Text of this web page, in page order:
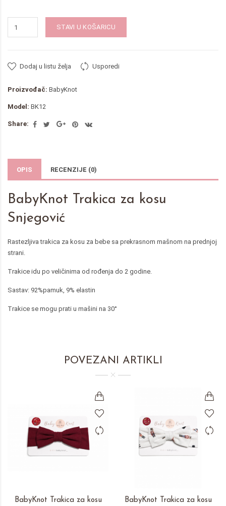
STAVI U KOŠARICU
Dodaj u listu želja Usporedi
Proizvođač: BabyKnot
Model: BK12
Share:
OPIS RECENZIJE (0)
BabyKnot Trakica za kosu
Snjegović
Rastezljiva trakica za kosu za bebe sa prekrasnom mašnom na prednjoj
strani.
Trakice idu po veličinima od rođenja do 2 godine.
Sastav: 92%pamuk, 9% elastin
Trakice se mogu prati u mašini na 30°
POVEZANI ARTIKLI
BabyKnot Trakica za kosu
BabyKnot Trakica za kosu